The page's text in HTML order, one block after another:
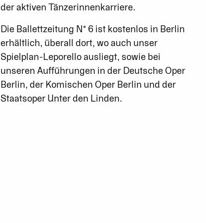
der aktiven Tänzerinnenkarriere.
Die Ballettzeitung N° 6 ist kostenlos in Berlin
erhältlich, überall dort, wo auch unser
Spielplan-Leporello ausliegt, sowie bei
unseren Aufführungen in der Deutsche Oper
Berlin, der Komischen Oper Berlin und der
Staatsoper Unter den Linden.